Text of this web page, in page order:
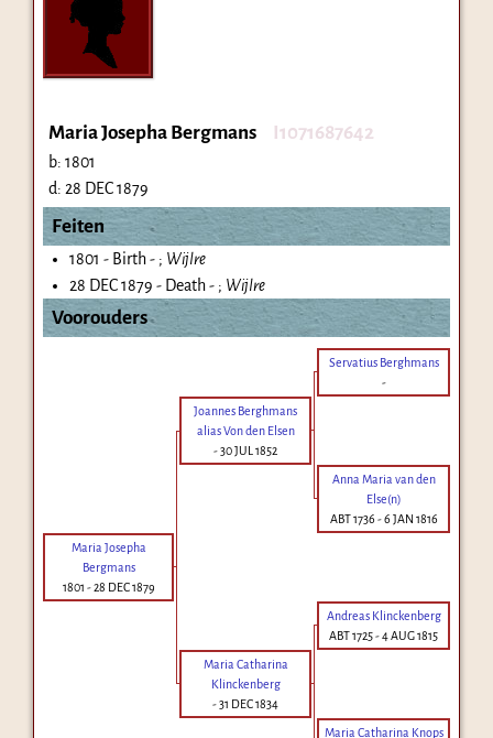
Maria Josepha Bergmans I1071687642
b: 1801
d: 28 DEC 1879
Feiten
1801 - Birth - ; Wijlre
28 DEC 1879 - Death - ; Wijlre
Voorouders
Servatius Berghmans
-
Joannes Berghmans
alias Von den Elsen
-30 JUL 1852
Anna Maria van den
Else(n)
ABT 1736 -6 JAN 1816
Maria Josepha
Bergmans
1801 -28 DEC 1879
Andreas Klinckenberg
ABT 1725-4 AUG 1815
Maria Catharina
Klinckenberg
-31 DEC 1834
Maria Catharina Knops